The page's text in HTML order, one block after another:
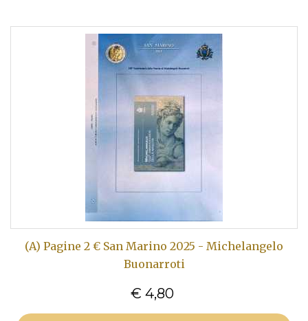
(A) Pagine 2 € San Marino 2025 - Michelangelo
Buonarroti
€ 4,80